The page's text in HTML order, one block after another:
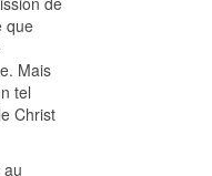
que
Mais
tel
Christ